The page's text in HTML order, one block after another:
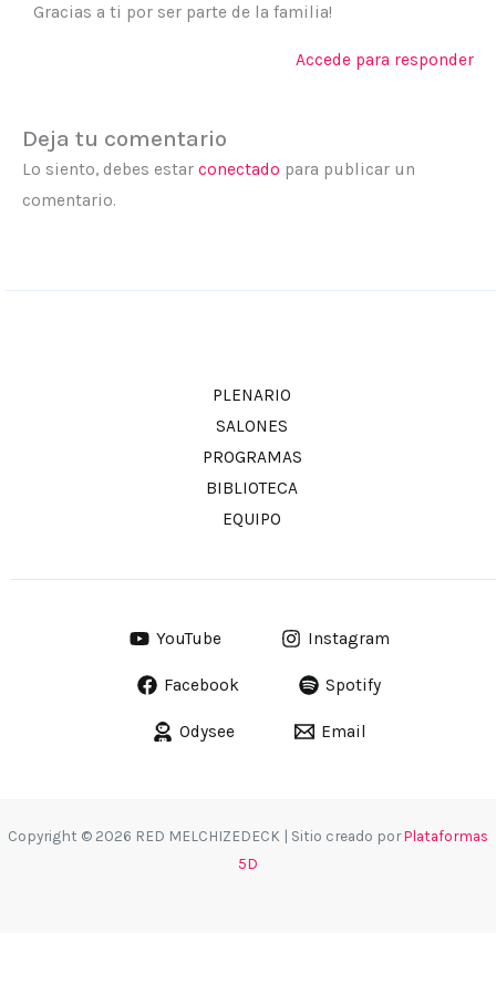
Gracias a ti por ser parte de la familia!
Accede para responder
Deja tu comentario
Lo siento, debes estar conectado para publicar un
comentario.
PLENARIO
SALONES
PROGRAMAS
BIBLIOTECA
EQUIPO
YouTube Instagram
Facebook Spotify
Odysee Email
Copyright © 2026 RED MELCHIZEDECK | Sitio creado porPlataformas
5D